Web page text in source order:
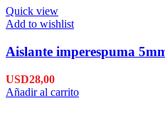
Quick view
Add to wishlist
Aislante imperespuma
USD28,00
Añadir al carrito